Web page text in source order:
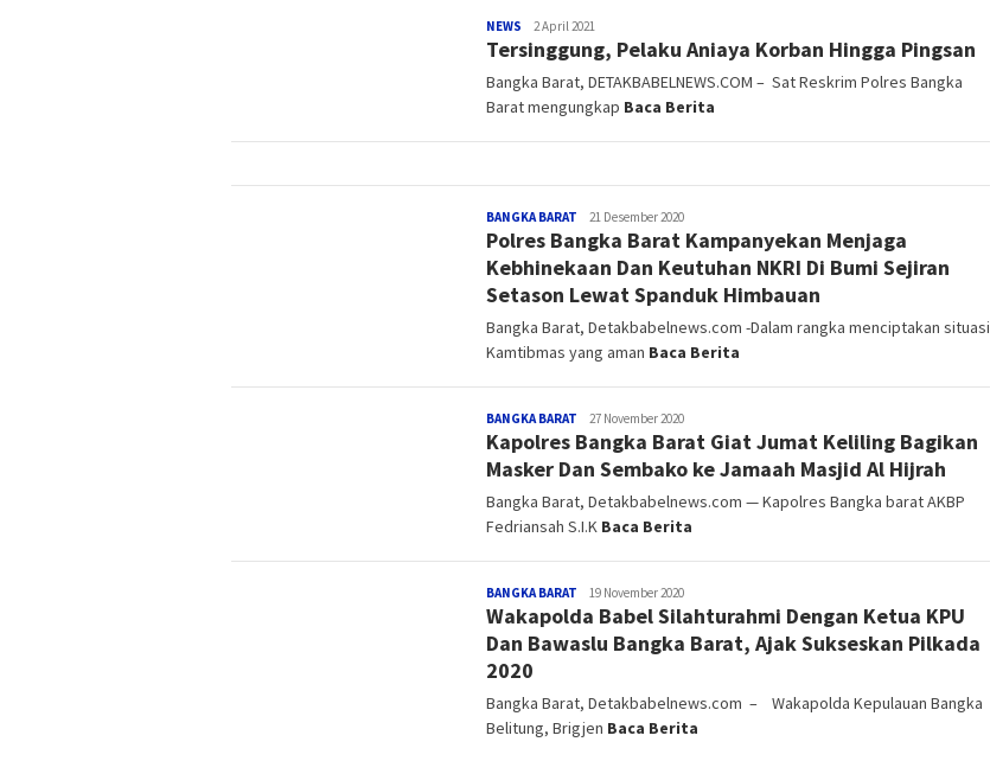
NEWS Admin_detak
2 April 2021
Tersinggung, Pelaku Aniaya Korban Hingga Pingsan
Bangka Barat, DETAKBABELNEWS.COM – Sat Reskrim Polres Bangka
Barat mengungkap Baca Berita
BANGKA BARAT Admin_detak
21 Desember 2020
Polres Bangka Barat Kampanyekan Menjaga
Kebhinekaan Dan Keutuhan NKRI Di Bumi Sejiran
Setason Lewat Spanduk Himbauan
Bangka Barat, Detakbabelnews.com -Dalam rangka menciptakan situasi
Kamtibmas yang aman Baca Berita
BANGKA BARAT Admin_detak
27 November 2020
Kapolres Bangka Barat Giat Jumat Keliling Bagikan
Masker Dan Sembako ke Jamaah Masjid Al Hijrah
Bangka Barat, Detakbabelnews.com — Kapolres Bangka barat AKBP
Fedriansah S.I.K Baca Berita
BANGKA BARAT Admin_detak
19 November 2020
Wakapolda Babel Silahturahmi Dengan Ketua KPU
Dan Bawaslu Bangka Barat, Ajak Sukseskan Pilkada
2020
Bangka Barat, Detakbabelnews.com – Wakapolda Kepulauan Bangka
Belitung, Brigjen Baca Berita